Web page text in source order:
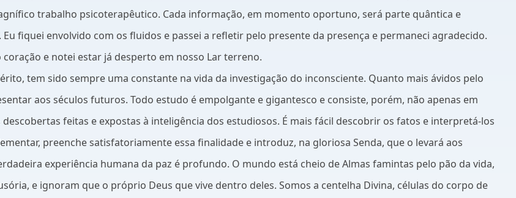
trabalho psicoterapêutico. Cada informação, em momento oportuno, será parte quântica e
fiquei envolvido com os fluidos e passei a refletir pelo presente da presença e permaneci agradecido.
e notei estar já desperto em nosso Lar terreno.
tem sido sempre uma constante na vida da investigação do inconsciente. Quanto mais ávidos pelo
aos séculos futuros. Todo estudo é empolgante e gigantesco e consiste, porém, não apenas em
feitas e expostas à inteligência dos estudiosos. É mais fácil descobrir os fatos e interpretá-los
preenche satisfatoriamente essa finalidade e introduz, na gloriosa Senda, que o levará aos
experiência humana da paz é profundo. O mundo está cheio de Almas famintas pelo pão da vida,
e ignoram que o próprio Deus que vive dentro deles. Somos a centelha Divina, células do corpo de